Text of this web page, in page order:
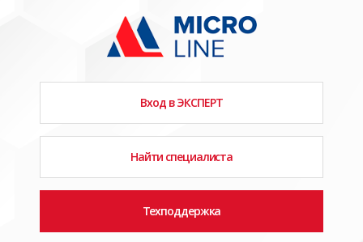
Вход в ЭКСПЕРТ
Найти специалиста
Техподдержка